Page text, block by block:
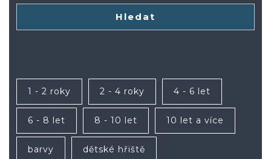
Hledat
1 - 2 roky 2 - 4 roky 4 - 6 let
6 - 8 let 8 - 10 let 10 let a více
barvy dětské hřiště